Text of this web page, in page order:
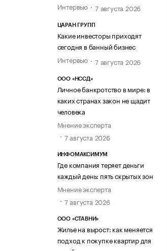
Интервью
7 августа 2026
ЦАРАН ГРУПП
Какие инвесторы приходят
сегодня в банный бизнес
Интервью
7 августа 2026
ООО «НССД»
Личное банкротство в мире: в
каких странах закон не щадит
человека
Мнение эксперта
7 августа 2026
ИНФОМАКСИМУМ
Где компания теряет деньги
каждый день: пять скрытых зон
Мнение эксперта
7 августа 2026
ООО «СТАВНИ»
Жилье на вырост: как меняется
подход к покупке квартир для